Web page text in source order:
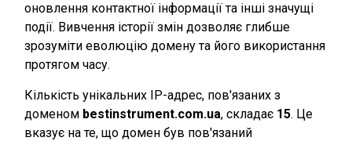
оновлення контактної інформації та інші значущі
події. Вивчення історії змін дозволяє глибше
зрозуміти еволюцію домену та його використання
протягом часу.
Кількість унікальних IP-адрес, пов'язаних з
доменом bestinstrument.com.ua, складає 15. Це
вказує на те, що домен був пов'язаний